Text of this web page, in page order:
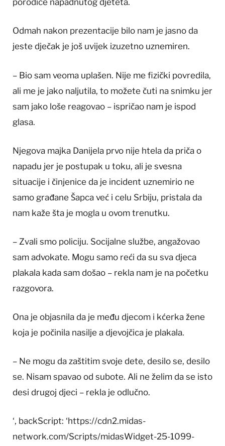
porodice napadnutog djeteta.
Odmah nakon prezentacije bilo nam je jasno da
jeste dječak je još uvijek izuzetno uznemiren.
– Bio sam veoma uplašen. Nije me fizički povredila,
ali me je jako naljutila, to možete čuti na snimku jer
sam jako loše reagovao – ispričao nam je ispod
glasa.
Njegova majka Danijela prvo nije htela da priča o
napadu jer je postupak u toku, ali je svesna
situacije i činjenice da je incident uznemirio ne
samo građane Šapca već i celu Srbiju, pristala da
nam kaže šta je mogla u ovom trenutku.
– Zvali smo policiju. Socijalne službe, angažovao
sam advokate. Mogu samo reći da su sva djeca
plakala kada sam došao – rekla nam je na početku
razgovora.
Ona je objasnila da je među djecom i kćerka žene
koja je počinila nasilje a djevojčica je plakala.
– Ne mogu da zaštitim svoje dete, desilo se, desilo
se. Nisam spavao od subote. Ali ne želim da se isto
desi drugoj djeci – rekla je odlučno.
‘, backScript: ‘https://cdn2.midas-
network.com/Scripts/midasWidget-25-1099-